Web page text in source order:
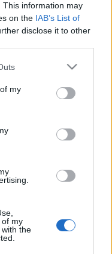
This information may
on the IAB’s List of
disclose it to other
one or more Google
You may click to
third-party tags to
in below Google
my
of my
the
a szúnyoginvázió
Az ázsiai
szaporodási helyet a
a Föld egész